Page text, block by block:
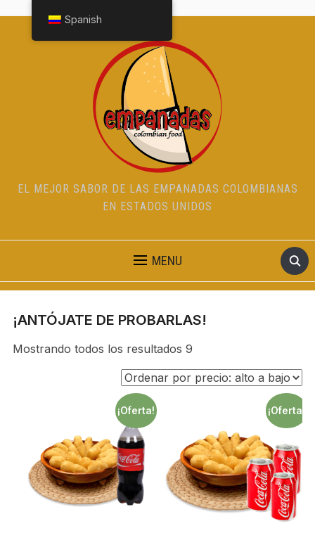
EL MEJOR SABOR DE LAS EMPANADAS COLOMBIANAS
EN ESTADOS UNIDOS
MENU
¡ANTÓJATE DE PROBARLAS!
Mostrando todos los resultados 9
¡Oferta! ¡Oferta!
Spanish